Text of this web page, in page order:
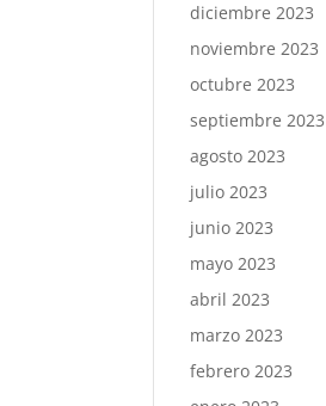
diciembre 2023
noviembre 2023
octubre 2023
septiembre 2023
agosto 2023
julio 2023
junio 2023
mayo 2023
abril 2023
marzo 2023
febrero 2023